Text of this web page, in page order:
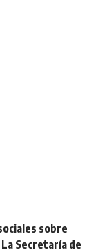
sobre
Secretaría de